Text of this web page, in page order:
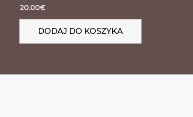
20.00€
DODAJ DO KOSZYKA